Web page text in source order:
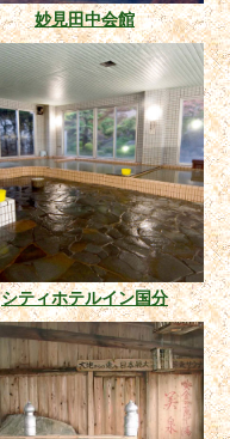
妙見田中会館
シティホテルイン国分